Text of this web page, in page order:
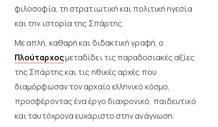
φιλοσοφία, τη στρατιωτική και πολιτική ηγεσία
και την ιστορία της Σπάρτης.
Με απλή, καθαρή και διδακτική γραφή, ο
Πλούταρχοςμεταδίδει τις παραδοσιακές αξίες
της Σπάρτης και τις ηθικές αρχές που
διαμόρφωσαν τον αρχαίο ελληνικό κόσμο,
προσφέροντας ένα έργο διαχρονικό, παιδευτικό
και ταυτόχρονα ευχάριστο στην ανάγνωση.